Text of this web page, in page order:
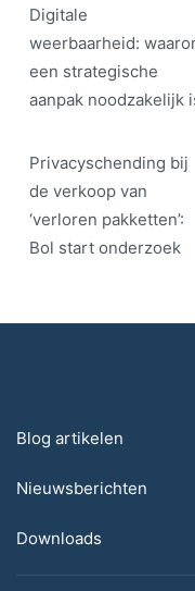
Digitale
weerbaarheid:
een strategische
aanpak noodzakelijk
Privacyschending bij
de verkoop van
‘verloren pakketten’:
Bol start onderzoek
Blog artikelen
Nieuwsberichten
Downloads